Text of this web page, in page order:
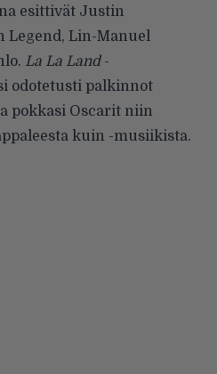
esittivät Justin
Legend, Lin-Manuel
La La Land-
odotetusti palkinnot
pokkasi Oscarit niin
kuin -musiikista.